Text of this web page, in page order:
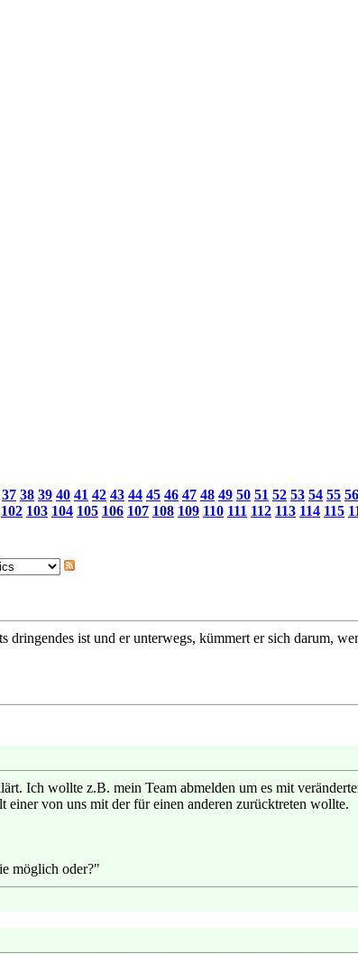
37 38 39 40 41 42 43 44 45 46 47 48 49 50 51 52 53 54 55 56
102 103 104 105 106 107 108 109 110 111 112 113 114 115
ist und er unterwegs, kümmert er sich darum,
Ich wollte z.B. mein Team abmelden um es mit
von uns mit der für einen anderen zurücktreten wollte.
möglich oder?"